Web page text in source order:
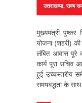
उत्तराखण्ड,राज्य
मुख्यमंत्री पुष्कर
योजना (शहरी)
लंबित आवास पूरे
कार्य पूरा सचिव
हुई उच्चस्तरीय
समयबद्धता के साथ